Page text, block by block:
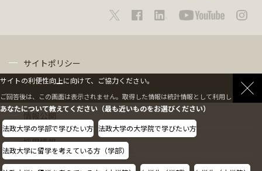
サイトポリシー
情報公開
採用情報
教職員の方へ
サイトの利便性向上に向けて、ご協力ください。
ご回答後は、この画面は表示されません。取得した情報は統計情報として利用します。
あなたについて教えてください（最も近いものをお選びください）
法政大学の学部で学びたい方 法政大学の大学院で学びたい方
法政大学に留学を考えている方（学部）